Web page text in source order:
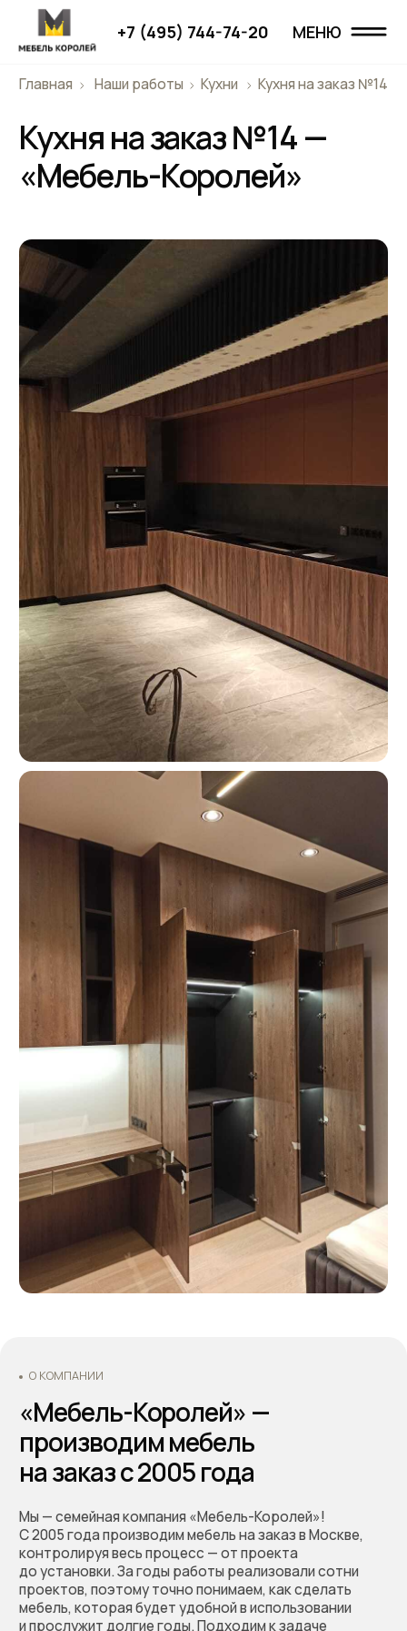
+7 (495) 744-74-20
Наши работы
Проекты
Главная
Дизайнерам
Отзывы
Контакты
Москва, ш. Энтузиастов 48/1
+7 (495) 744-74-20
Кухня на заказ №14 —
«Мебель-Королей»
«Мебель-Королей» —
производим мебель
на заказ с 2005 года
О КОМПАНИИ
Мы — семейная компания «Мебель-Королей»!
С 2005 года производим мебель на заказ в Москве,
контролируя весь процесс — от проекта
до установки. За годы работы реализовали сотни
проектов, поэтому точно понимаем, как сделать
мебель, которая будет удобной в использовании
и прослужит долгие годы. Подходим к задаче
системно: учитываем планировку, потребности
и бюджет клиента. Перед запуском показываем
проект и фиксируем стоимость — вы заранее
Оформляйте заказ по телефону: +7 (495) 744 74 20.
Наши специалисты проконсультируют Вас по всем
интересующим вопросам, а также помогут
составить дизайн-проект и подобрать все
Основатели - Всеволод и Татьяна Король